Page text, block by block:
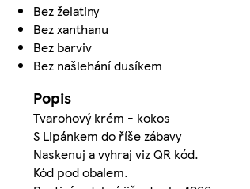
Bez želatiny
Bez xanthanu
Bez barviv
Bez našlehání dusíkem
Popis
Tvarohový krém - kokos
S Lipánkem do říše zábavy
Naskenuj a vyhraj viz QR kód.
Kód pod obalem.